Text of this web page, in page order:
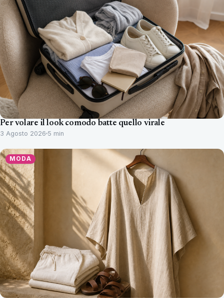
Per volare il look comodo batte quello virale
3 Agosto 2026 5 min
MODA